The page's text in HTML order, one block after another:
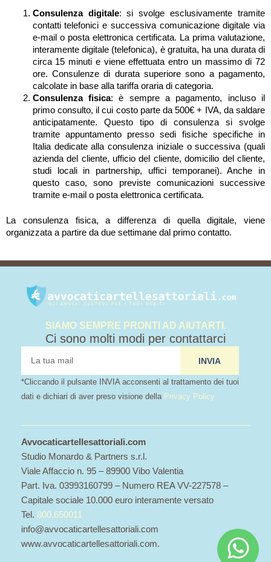
Consulenza digitale: si svolge esclusivamente tramite
contatti telefonici e successiva comunicazione digitale via
e-mail o posta elettronica certificata. La prima valutazione,
interamente digitale (telefonica), è gratuita, ha una durata di
circa 15 minuti e viene effettuata entro un massimo di 72
ore. Consulenze di durata superiore sono a pagamento,
calcolate in base alla tariffa oraria di categoria.
Consulenza fisica: è sempre a pagamento, incluso il
primo consulto, il cui costo parte da 500€ + IVA, da saldare
anticipatamente. Questo tipo di consulenza si svolge
tramite appuntamento presso sedi fisiche specifiche in
Italia dedicate alla consulenza iniziale o successiva (quali
azienda del cliente, ufficio del cliente, domicilio del cliente,
studi locali in partnership, uffici temporanei). Anche in
questo caso, sono previste comunicazioni successive
tramite e-mail o posta elettronica certificata.
La consulenza fisica, a differenza di quella digitale, viene
organizzata a partire da due settimane dal primo contatto.
SIAMO SEMPRE PRONTI AD AIUTARTI.
Ci sono molti modi per contattarci
INVIA
*Cliccando il pulsante INVIA acconsenti al trattamento dei tuoi
dati e dichiari di aver preso visione della Privacy Policy
Avvocaticartellesattoriali.com
Studio Monardo & Partners s.r.l.
Viale Affaccio n. 95 – 89900 Vibo Valentia
Part. Iva. 03993160799 – Numero REA VV-227578 –
Capitale sociale 10.000 euro interamente versato
Tel. 800.650011
info@avvocaticartellesattoriali.com
www.avvocaticartellesattoriali.com.